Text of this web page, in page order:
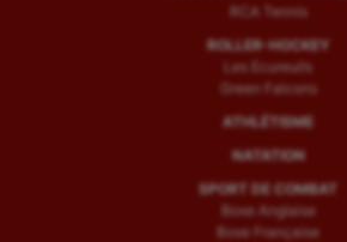
RCA Tennis
ROLLER-HOCKEY
Les Ecureuils
Green Falcons
ATHLÉTISME
NATATION
SPORT DE COMBAT
Boxe Anglaise
Boxe Française